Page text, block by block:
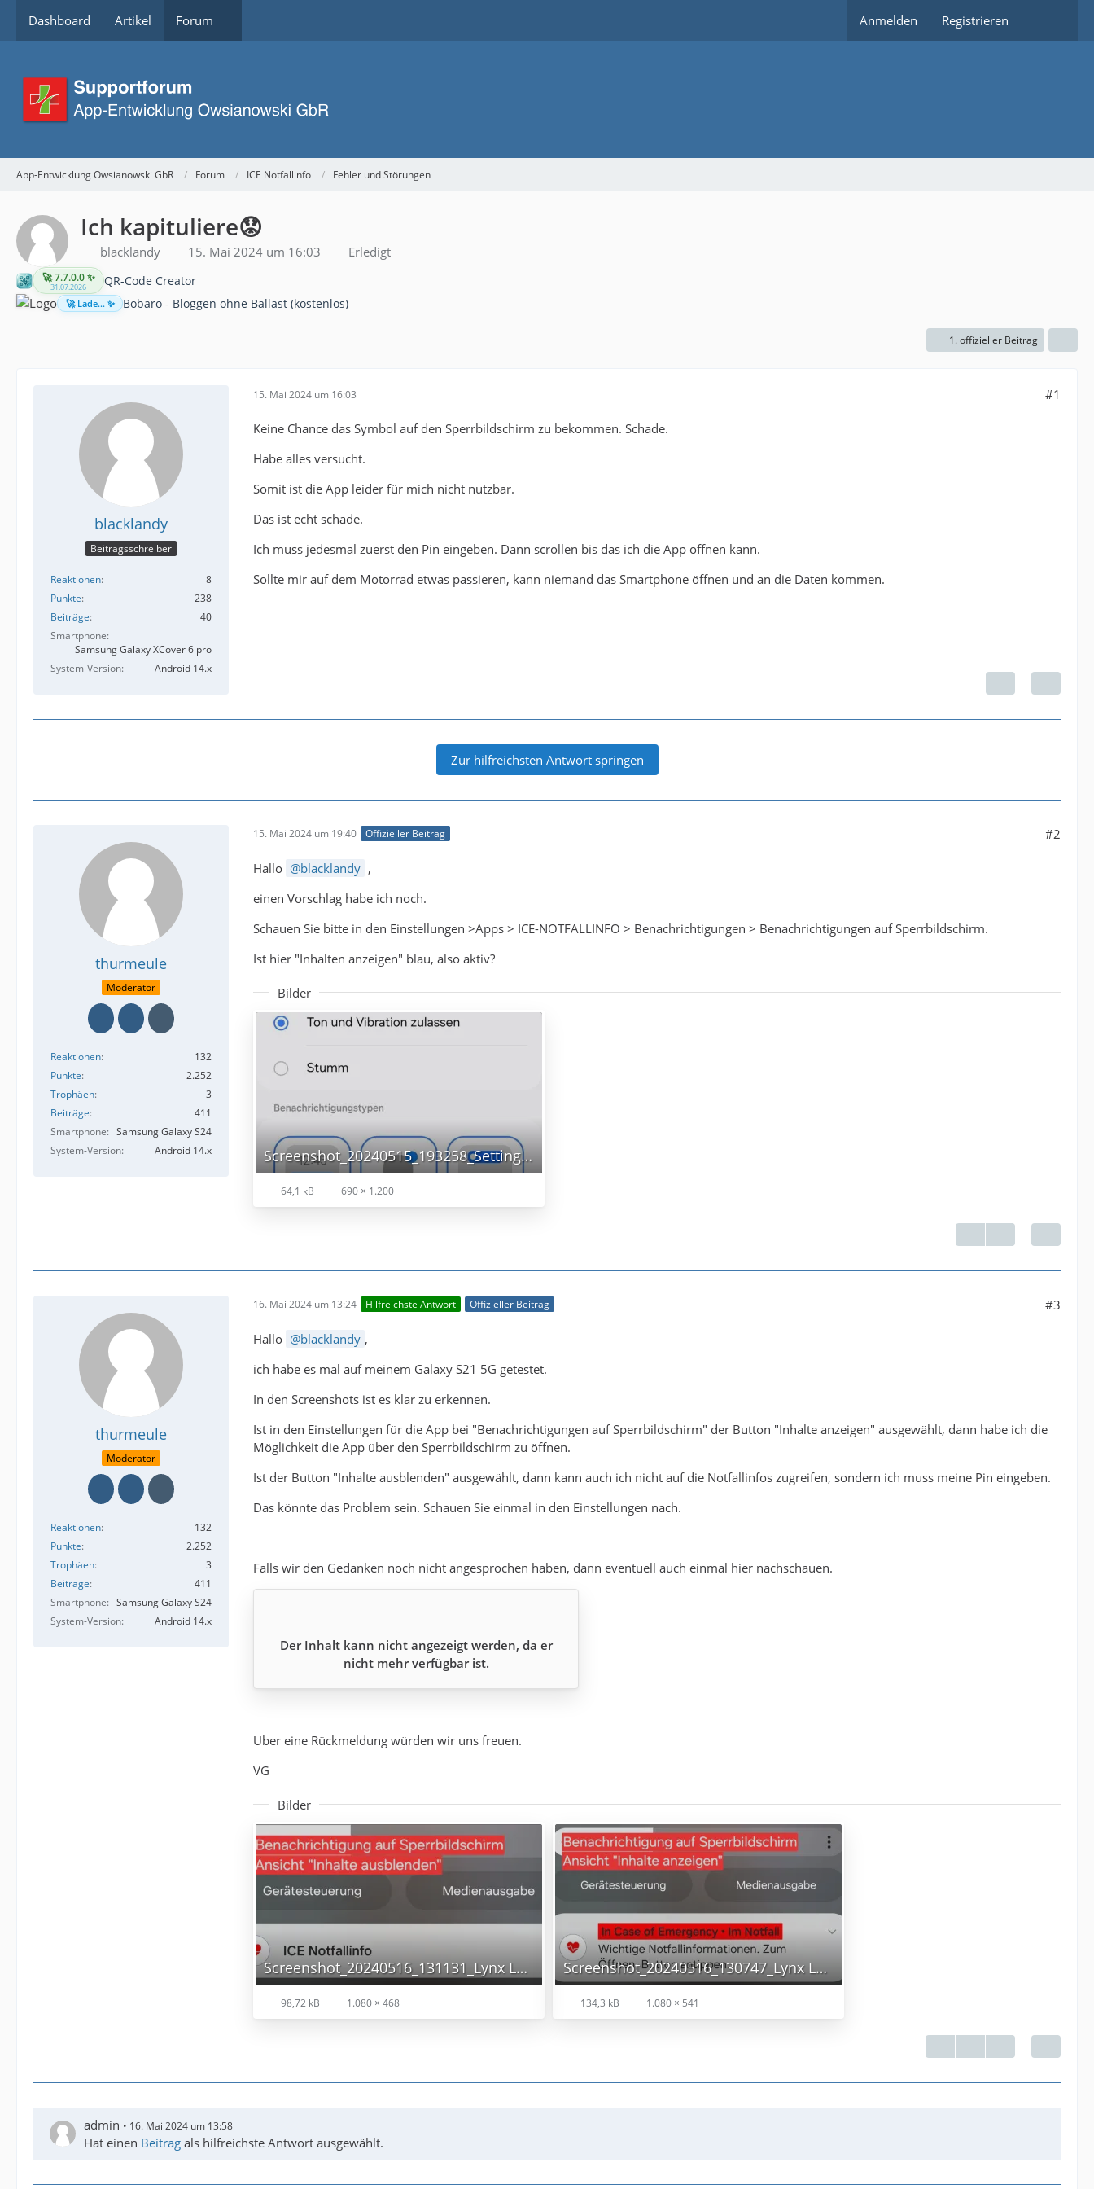
Dashboard Artikel Forum Anmelden Registrieren
App-Entwicklung Owsianowski GbR Forum ICE Notfallinfo Fehler und Störungen
Ich kapituliere😟
blacklandy 15. Mai 2024 um 16:03 Erledigt
🚀 7.7.0.0 ✨
31.07.2026 QR-Code Creator
🚀 Lade... ✨ Bobaro - Bloggen ohne Ballast (kostenlos)
1. offizieller Beitrag
blacklandy
Beitragsschreiber
Reaktionen
8
Punkte
238
Beiträge
40
Smartphone
Samsung Galaxy XCover 6 pro
System-Version
Android 14.x
15. Mai 2024 um 16:03 #1
Keine Chance das Symbol auf den Sperrbildschirm zu bekommen. Schade.
Habe alles versucht.
Somit ist die App leider für mich nicht nutzbar.
Das ist echt schade.
Ich muss jedesmal zuerst den Pin eingeben. Dann scrollen bis das ich die App öffnen kann.
Sollte mir auf dem Motorrad etwas passieren, kann niemand das Smartphone öffnen und an die Daten kommen.
Zur hilfreichsten Antwort springen
thurmeule
Moderator
Reaktionen
132
Punkte
2.252
Trophäen
3
Beiträge
411
Smartphone
Samsung Galaxy S24
System-Version
Android 14.x
15. Mai 2024 um 19:40 Offizieller Beitrag #2
Hallo blacklandy ,
einen Vorschlag habe ich noch.
Schauen Sie bitte in den Einstellungen >Apps > ICE-NOTFALLINFO > Benachrichtigungen > Benachrichtigungen auf Sperrbildschirm.
Ist hier "Inhalten anzeigen" blau, also aktiv?
Bilder
Screenshot_20240515_193258_Settings.jpg
64,1 kB 690 × 1.200
thurmeule
Moderator
Reaktionen
132
Punkte
2.252
Trophäen
3
Beiträge
411
Smartphone
Samsung Galaxy S24
System-Version
Android 14.x
16. Mai 2024 um 13:24 Hilfreichste Antwort Offizieller Beitrag #3
Hallo blacklandy ,
ich habe es mal auf meinem Galaxy S21 5G getestet.
In den Screenshots ist es klar zu erkennen.
Ist in den Einstellungen für die App bei "Benachrichtigungen auf Sperrbildschirm" der Button "Inhalte anzeigen" ausgewählt, dann habe ich die
Möglichkeit die App über den Sperrbildschirm zu öffnen.
Ist der Button "Inhalte ausblenden" ausgewählt, dann kann auch ich nicht auf die Notfallinfos zugreifen, sondern ich muss meine Pin eingeben.
Das könnte das Problem sein. Schauen Sie einmal in den Einstellungen nach.
Falls wir den Gedanken noch nicht angesprochen haben, dann eventuell auch einmal hier nachschauen.
Der Inhalt kann nicht angezeigt werden, da er
nicht mehr verfügbar ist.
Über eine Rückmeldung würden wir uns freuen.
VG
Bilder
Screenshot_20240516_131131_Lynx Launcher.jpg
98,72 kB 1.080 × 468
Screenshot_20240516_130747_Lynx Launcher.jpg
134,3 kB 1.080 × 541
admin 16. Mai 2024 um 13:58
Hat einen Beitrag als hilfreichste Antwort ausgewählt.